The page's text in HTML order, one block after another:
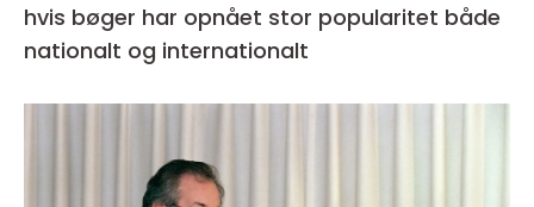
hvis bøger har opnået stor popularitet både
nationalt og internationalt